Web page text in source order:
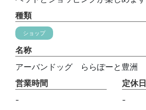
種類
ショップ
名称
アーバンドッグ ららぽーと豊洲
営業時間
-
定休日
-